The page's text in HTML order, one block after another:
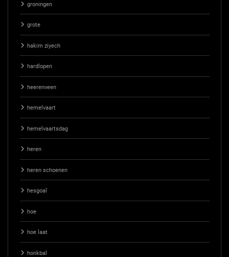
groningen
grote
hakim ziyech
hardlopen
heerenveen
hemelvaart
hemelvaartsdag
heren
heren schoenen
hesgoal
hoe
hoe laat
honkbal